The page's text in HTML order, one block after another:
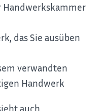
das Sie ausüben
verwandten
Handwerk
auch